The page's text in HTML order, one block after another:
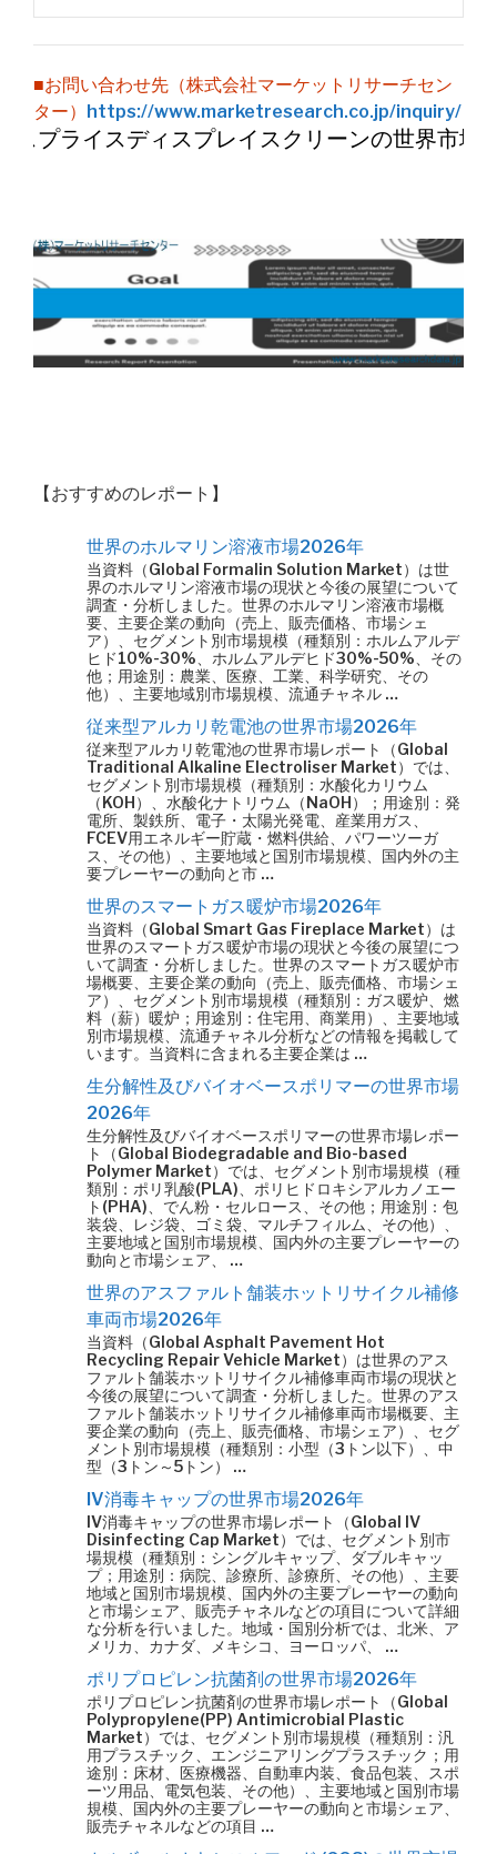
■お問い合わせ先（株式会社マーケットリサーチセン
ター） https://www.marketresearch.co.jp/inquiry/
スプライスディスプレイスクリーンの世界市場
【おすすめのレポート】
世界のホルマリン溶液市場2026年
当資料（Global Formalin Solution Market）は世
界のホルマリン溶液市場の現状と今後の展望について
調査・分析しました。世界のホルマリン溶液市場概
要、主要企業の動向（売上、販売価格、市場シェ
ア）、セグメント別市場規模（種類別：ホルムアルデ
ヒド10%-30%、ホルムアルデヒド30%-50%、その
他；用途別：農業、医療、工業、科学研究、その
他）、主要地域別市場規模、流通チャネル …
従来型アルカリ乾電池の世界市場2026年
従来型アルカリ乾電池の世界市場レポート（Global
Traditional Alkaline Electroliser Market）では、
セグメント別市場規模（種類別：水酸化カリウム
（KOH）、水酸化ナトリウム（NaOH）；用途別：発
電所、製鉄所、電子・太陽光発電、産業用ガス、
FCEV用エネルギー貯蔵・燃料供給、パワーツーガ
ス、その他）、主要地域と国別市場規模、国内外の主
要プレーヤーの動向と市 …
世界のスマートガス暖炉市場2026年
当資料（Global Smart Gas Fireplace Market）は
世界のスマートガス暖炉市場の現状と今後の展望につ
いて調査・分析しました。世界のスマートガス暖炉市
場概要、主要企業の動向（売上、販売価格、市場シェ
ア）、セグメント別市場規模（種類別：ガス暖炉、燃
料（薪）暖炉；用途別：住宅用、商業用）、主要地域
別市場規模、流通チャネル分析などの情報を掲載して
います。当資料に含まれる主要企業は …
生分解性及びバイオベースポリマーの世界市場
2026年
生分解性及びバイオベースポリマーの世界市場レポー
ト（Global Biodegradable and Bio-based
Polymer Market）では、セグメント別市場規模（種
類別：ポリ乳酸(PLA)、ポリヒドロキシアルカノエー
ト(PHA)、でん粉・セルロース、その他；用途別：包
装袋、レジ袋、ゴミ袋、マルチフィルム、その他）、
主要地域と国別市場規模、国内外の主要プレーヤーの
動向と市場シェア、 …
世界のアスファルト舗装ホットリサイクル補修
車両市場2026年
当資料（Global Asphalt Pavement Hot
Recycling Repair Vehicle Market）は世界のアス
ファルト舗装ホットリサイクル補修車両市場の現状と
今後の展望について調査・分析しました。世界のアス
ファルト舗装ホットリサイクル補修車両市場概要、主
要企業の動向（売上、販売価格、市場シェア）、セグ
メント別市場規模（種類別：小型（3トン以下）、中
型（3トン～5トン） …
IV消毒キャップの世界市場2026年
IV消毒キャップの世界市場レポート（Global IV
Disinfecting Cap Market）では、セグメント別市
場規模（種類別：シングルキャップ、ダブルキャッ
プ；用途別：病院、診療所、診療所、その他）、主要
地域と国別市場規模、国内外の主要プレーヤーの動向
と市場シェア、販売チャネルなどの項目について詳細
な分析を行いました。地域・国別分析では、北米、ア
メリカ、カナダ、メキシコ、ヨーロッパ、 …
ポリプロピレン抗菌剤の世界市場2026年
ポリプロピレン抗菌剤の世界市場レポート（Global
Polypropylene(PP) Antimicrobial Plastic
Market）では、セグメント別市場規模（種類別：汎
用プラスチック、エンジニアリングプラスチック；用
途別：床材、医療機器、自動車内装、食品包装、スポ
ーツ用品、電気包装、その他）、主要地域と国別市場
規模、国内外の主要プレーヤーの動向と市場シェア、
販売チャネルなどの項目 …